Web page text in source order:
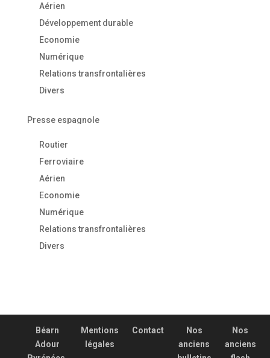
Aérien
Développement durable
Economie
Numérique
Relations transfrontalières
Divers
Presse espagnole
Routier
Ferroviaire
Aérien
Economie
Numérique
Relations transfrontalières
Divers
Béarn
Adour
Mentions
légales
Contact
Nos
anciens
Nos
anciens